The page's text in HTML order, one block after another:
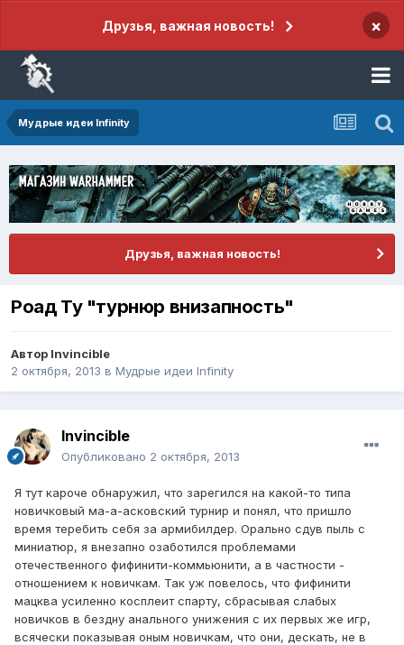
Друзья, важная новость! ×
Мудрые идеи Infinity
Друзья, важная новость!
Роад Ту "турнюр внизапность"
Автор Invincible
2 октября, 2013 в Мудрые идеи Infinity
Invincible
Опубликовано 2 октября, 2013
Я тут кароче обнаружил, что зарегился на какой-то типа
новичковый ма-а-асковский турнир и понял, что пришло
время теребить себя за армибилдер. Орально сдув пыль с
миниатюр, я внезапно озаботился проблемами
отечественного фифинити-коммьюнити, а в частности -
отношением к новичкам. Так уж повелось, что фифинити
мацква усиленно косплеит спарту, сбрасывая слабых
новичков в бездну анального унижения с их первых же игр,
всячески показывая оным новичкам, что они, дескать, не в